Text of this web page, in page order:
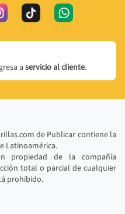
aservicio al cliente.
de Publicar contiene la
Latinoamérica.
propiedad de la compañía
total o parcial de cualquier
prohibido.